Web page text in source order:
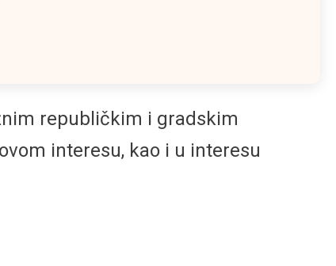
republičkim i gradskim
interesu, kao i u interesu